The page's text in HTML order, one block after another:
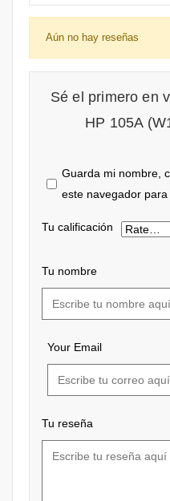
Aún no hay reseñas
Sé el primero en
HP 105A
Tu nombre
Your Email
Guarda mi nombre,
este navegador
Tu calificación
Tu reseña